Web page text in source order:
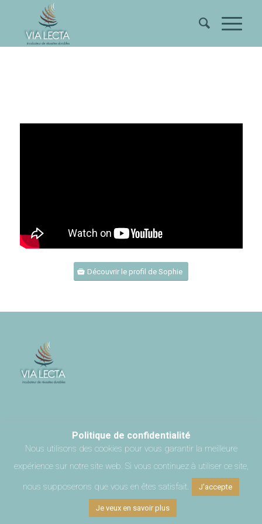
Découvrir le profil de Sophie
© Les Vases Communicants 2017 | AdminI Crédits
Politique de confidentialité
Nous utilisons des cookies pour vous garantir la meilleure
expérience sur notre site web. Si vous continuez à utiliser ce site,
nous supposerons que vous en êtes satisfait.
J'accepte
Je veux en savoir plus